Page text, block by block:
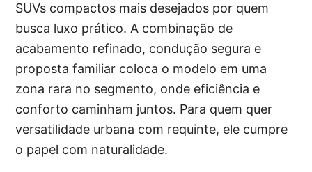
SUVs compactos mais desejados por quem
busca luxo prático. A combinação de
acabamento refinado, condução segura e
proposta familiar coloca o modelo em uma
zona rara no segmento, onde eficiência e
conforto caminham juntos. Para quem quer
versatilidade urbana com requinte, ele cumpre
o papel com naturalidade.